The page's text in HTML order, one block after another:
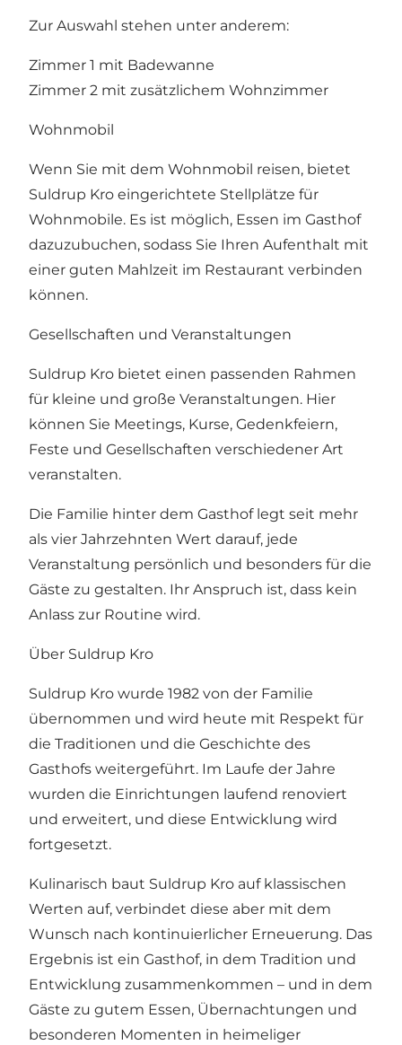
Zur Auswahl stehen unter anderem:
Zimmer 1 mit Badewanne
Zimmer 2 mit zusätzlichem Wohnzimmer
Wohnmobil
Wenn Sie mit dem Wohnmobil reisen, bietet
Suldrup Kro eingerichtete Stellplätze für
Wohnmobile. Es ist möglich, Essen im Gasthof
dazuzubuchen, sodass Sie Ihren Aufenthalt mit
einer guten Mahlzeit im Restaurant verbinden
können.
Gesellschaften und Veranstaltungen
Suldrup Kro bietet einen passenden Rahmen
für kleine und große Veranstaltungen. Hier
können Sie Meetings, Kurse, Gedenkfeiern,
Feste und Gesellschaften verschiedener Art
veranstalten.
Die Familie hinter dem Gasthof legt seit mehr
als vier Jahrzehnten Wert darauf, jede
Veranstaltung persönlich und besonders für die
Gäste zu gestalten. Ihr Anspruch ist, dass kein
Anlass zur Routine wird.
Über Suldrup Kro
Suldrup Kro wurde 1982 von der Familie
übernommen und wird heute mit Respekt für
die Traditionen und die Geschichte des
Gasthofs weitergeführt. Im Laufe der Jahre
wurden die Einrichtungen laufend renoviert
und erweitert, und diese Entwicklung wird
fortgesetzt.
Kulinarisch baut Suldrup Kro auf klassischen
Werten auf, verbindet diese aber mit dem
Wunsch nach kontinuierlicher Erneuerung. Das
Ergebnis ist ein Gasthof, in dem Tradition und
Entwicklung zusammenkommen – und in dem
Gäste zu gutem Essen, Übernachtungen und
besonderen Momenten in heimeliger